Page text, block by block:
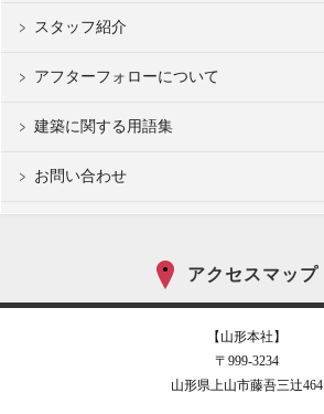
スタッフ紹介
アフターフォローについて
建築に関する用語集
お問い合わせ
アクセスマップ
【山形本社】
〒999-3234
山形県上山市藤吾三辻464